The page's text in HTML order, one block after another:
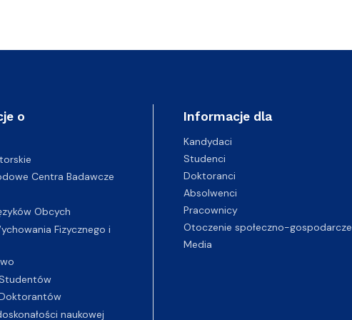
o
Centra Badawcze
Obcych
Fizycznego i
naukowej
Informacje dla
Kandydaci
Studenci
Doktoranci
Absolwenci
Pracownicy
Otoczenie społeczno-gospodarcze
Media